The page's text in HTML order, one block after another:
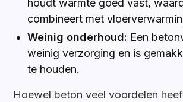
houdt warmte goed vast,
combineert met
Weinig onderhoud: Een
weinig verzorging en is
te houden.
Hoewel beton veel voordelen